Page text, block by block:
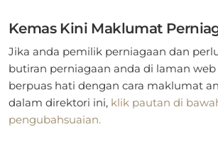
Kemas Kini Maklumat
Jika anda pemilik perniagaan dan
butiran perniagaan anda di laman
berpuas hati dengan cara maklumat
dalam direktori ini, klik pautan di
pengubahsuaian.